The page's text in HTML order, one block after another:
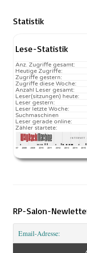
Statistik
Lese-Statistik
Anz. Zugriffe gesamt:
Heutige Zugriffe:
Zugriffe gestern:
Zugriffe diese Woche:
Anzahl Leser gesamt:
Leser(sitzungen) heute:
Leser gestern:
Leser letzte Woche:
Suchmaschinen
Leser gerade online:
Zähler startete:
RP-Salon-